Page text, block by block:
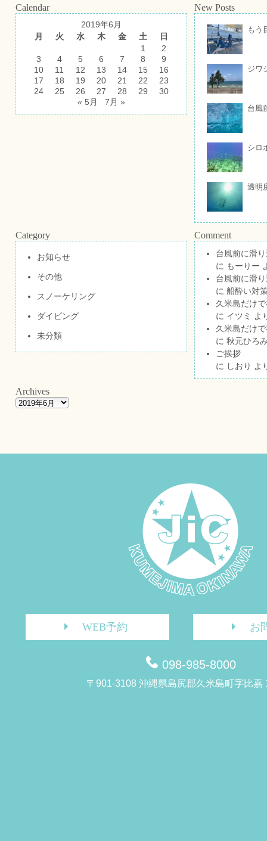
Calendar
2019年6月
月
火 水 木 金 土
日
1
2
3
4 5 6 7 8
9
10
11 12 13 14 15
16
17
18 19 20 21 22
23
24
25 26 27 28 29
30
« 5月
7月 »
New Posts
もう
ジワ
台風
シロ
透明
Category
お知らせ
その他
スノーケリング
ダイビング
未分類
Comment
台風前に滑
に もーりー
台風前に滑
に 船酔い対
久米島だけ
に イツミ
よ
久米島だけ
に 秋元ひろ
ご挨拶
に しおり よ
Archives
WEB予約 お
098-985-8000
〒901-3108 沖縄県島尻郡久米島町字比嘉